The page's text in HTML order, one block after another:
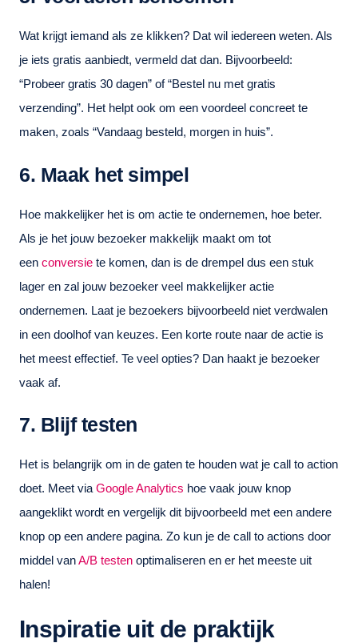
Wat krijgt iemand als ze klikken? Dat wil iedereen weten. Als
je iets gratis aanbiedt, vermeld dat dan. Bijvoorbeeld:
“Probeer gratis 30 dagen” of “Bestel nu met gratis
verzending”. Het helpt ook om een voordeel concreet te
maken, zoals “Vandaag besteld, morgen in huis”.
6. Maak het simpel
Hoe makkelijker het is om actie te ondernemen, hoe beter.
Als je het jouw bezoeker makkelijk maakt om tot
een conversie te komen, dan is de drempel dus een stuk
lager en zal jouw bezoeker veel makkelijker actie
ondernemen. Laat je bezoekers bijvoorbeeld niet verdwalen
in een doolhof van keuzes. Een korte route naar de actie is
het meest effectief. Te veel opties? Dan haakt je bezoeker
vaak af.
7. Blijf testen
Het is belangrijk om in de gaten te houden wat je call to action
doet. Meet via Google Analytics hoe vaak jouw knop
aangeklikt wordt en vergelijk dit bijvoorbeeld met een andere
knop op een andere pagina. Zo kun je de call to actions door
middel vanA/B testen optimaliseren en er het meeste uit
halen!
Inspiratie uit de praktijk